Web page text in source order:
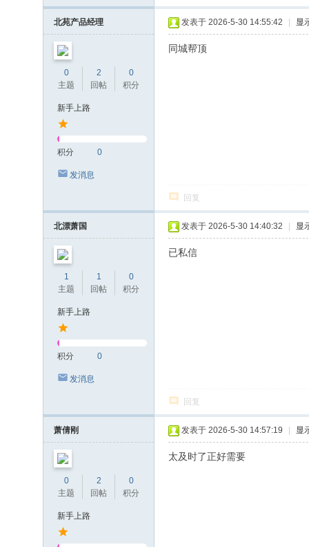
北苑产品经理
0
主题
2
回帖
0
积分
新手上路
积分 0
发消息
发表于 2026-5-30 14:55:42 显
同城帮顶
回复
北漂萧国
1
主题
1
回帖
0
积分
新手上路
积分 0
发消息
发表于 2026-5-30 14:40:32 显
已私信
回复
萧倩刚
0
主题
2
回帖
0
积分
新手上路
发表于 2026-5-30 14:57:19 显
太及时了正好需要